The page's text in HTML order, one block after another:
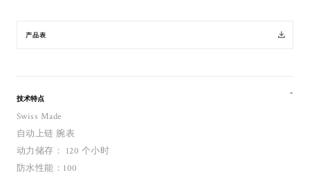
产品表
技术特点
Swiss Made
自动上链 腕表
动力储存： 120 个小时
防水性能：100